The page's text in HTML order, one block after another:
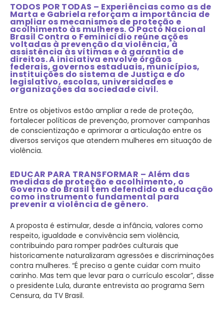
TODOS POR TODAS – Experiências como as de
Marta e Gabriela reforçam a importância de
ampliar os mecanismos de proteção e
acolhimento às mulheres. O Pacto Nacional
Brasil Contra o Feminicídio reúne ações
voltadas à prevenção da violência, à
assistência às vítimas e à garantia de
direitos. A iniciativa envolve órgãos
federais, governos estaduais, municípios,
instituições do sistema de Justiça e do
legislativo, escolas, universidades e
organizações da sociedade civil.
Entre os objetivos estão ampliar a rede de proteção,
fortalecer políticas de prevenção, promover campanhas
de conscientização e aprimorar a articulação entre os
diversos serviços que atendem mulheres em situação de
violência.
EDUCAR PARA TRANSFORMAR – Além das
medidas de proteção e acolhimento, o
Governo do Brasil tem defendido a educação
como instrumento fundamental para
prevenir a violência de gênero.
A proposta é estimular, desde a infância, valores como
respeito, igualdade e convivência sem violência,
contribuindo para romper padrões culturais que
historicamente naturalizaram agressões e discriminações
contra mulheres. “É preciso a gente cuidar com muito
carinho. Mas tem que levar para o currículo escolar”, disse
o presidente Lula, durante entrevista ao programa Sem
Censura, da TV Brasil.